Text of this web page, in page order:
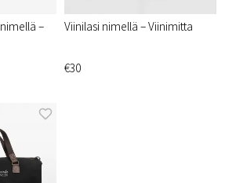
–
Viinilasi nimellä – Viinimitta
€30